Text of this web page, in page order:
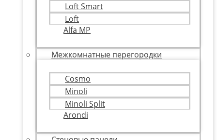
Loft Smart
Loft
Alfa MP
Межкомнатные перегородки
Cosmo
Minoli
Minoli Split
Arondi